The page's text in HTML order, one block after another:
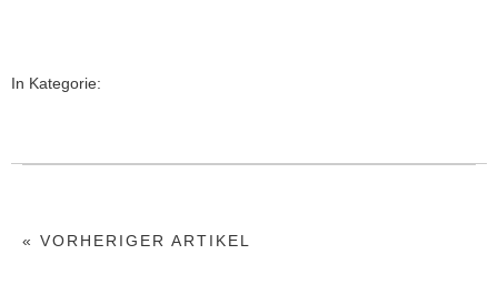
In Kategorie:
« VORHERIGER ARTIKEL